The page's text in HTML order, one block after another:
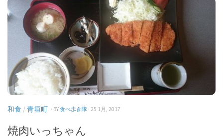
和食 /青垣町 · BY食べ歩き隊 · 25 1月, 2017
焼肉いっちゃん